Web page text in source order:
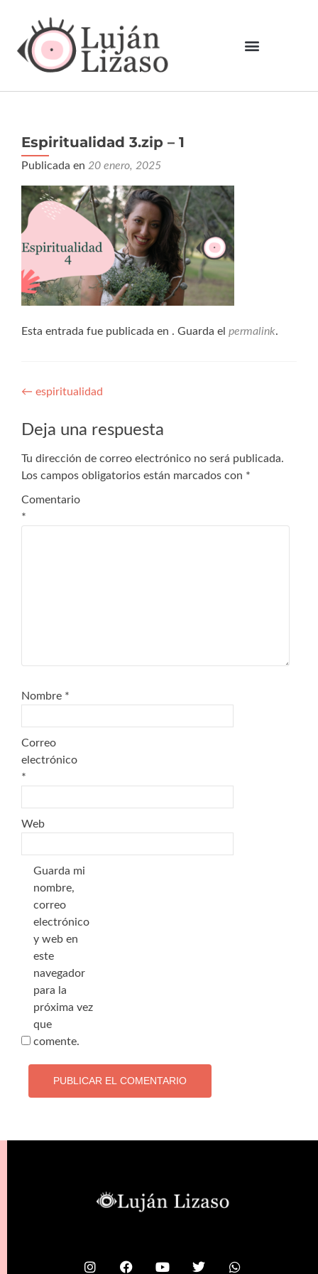
Espiritualidad 3.zip – 1
Publicada en 20 enero, 2025
Esta entrada fue publicada en . Guarda el permalink.
← espiritualidad
Deja una respuesta
Tu dirección de correo electrónico no será publicada.
Los campos obligatorios están marcados con *
Comentario
*
Nombre *
Correo
electrónico
*
Web
Guarda mi
nombre,
correo
electrónico
y web en
este
navegador
para la
próxima vez
que
comente.